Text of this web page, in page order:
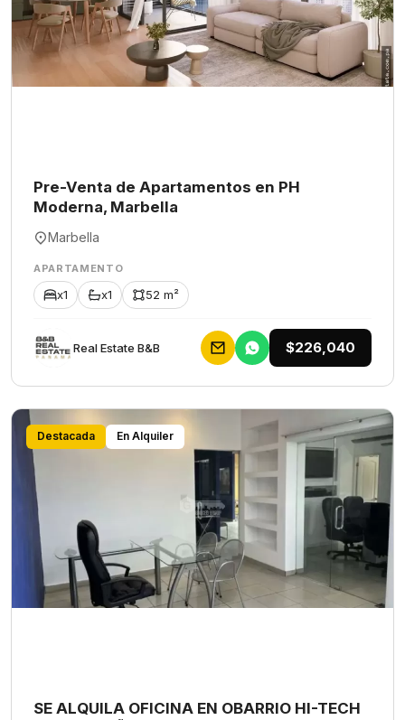
Pre-Venta de Apartamentos en PH
Moderna, Marbella
Marbella
APARTAMENTO
x1 x1 52 m²
Rеаl Еstаtе В&В $226,040
Destacada En Alquiler
SE ALQUILA OFICINA EN OBARRIO HI-TECH